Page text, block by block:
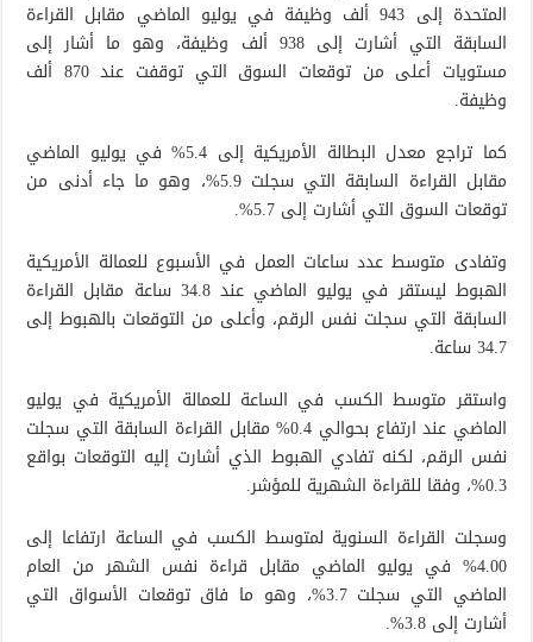
المتحدة إلى 943 ألف وظيفة في يوليو الماضي مقابل القراءة
السابقة التي أشارت إلى 938 ألف وظيفة، وهو ما أشار إلى
مستويات أعلى من توقعات السوق التي توقفت عند 870 ألف
وظيفة.
كما تراجع معدل البطالة الأمريكية إلى 5.4% في يوليو الماضي
مقابل القراءة السابقة التي سجلت 5.9%، وهو ما جاء أدنى من
توقعات السوق التي أشارت إلى 5.7%.
وتفادى متوسط عدد ساعات العمل في الأسبوع للعمالة الأمريكية
الهبوط ليستقر في يوليو الماضي عند 34.8 ساعة مقابل القراءة
السابقة التي سجلت نفس الرقم، وأعلى من التوقعات بالهبوط إلى
34.7 ساعة.
واستقر متوسط الكسب في الساعة للعمالة الأمريكية في يوليو
الماضي عند ارتفاع بحوالي 0.4% مقابل القراءة السابقة التي سجلت
نفس الرقم، لكنه تفادي الهبوط الذي أشارت إليه التوقعات بواقع
0.3%، وفقا للقراءة الشهرية للمؤشر.
وسجلت القراءة السنوية لمتوسط الكسب في الساعة ارتفاعا إلى
4.00% في يوليو الماضي مقابل قراءة نفس الشهر من العام
الماضي التي سجلت 3.7%، وهو ما فاق توقعات الأسواق التي
أشارت إلى 3.8%.